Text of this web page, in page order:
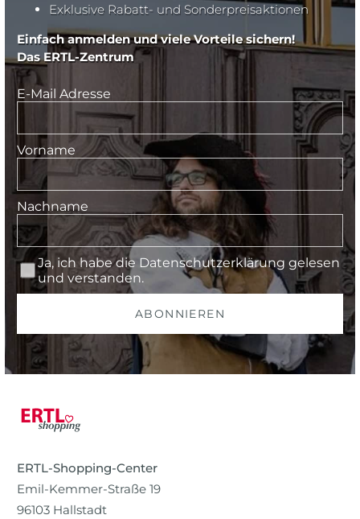
Exklusive Rabatt- und Sonderpreisaktionen
Einfach anmelden und viele Vorteile sichern!
Das ERTL-Zentrum
E-Mail Adresse
Vorname
Nachname
Ja, ich habe die Datenschutzerklärung gelesen
und verstanden.
ABONNIEREN
ERTL-Shopping-Center
Emil-Kemmer-Straße 19
96103 Hallstadt